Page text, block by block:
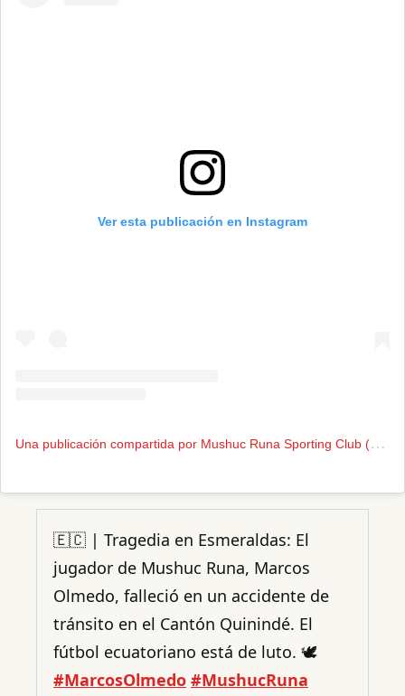
Ver esta publicación en Instagram
U
na publicación compartida por Mushuc Runa Sporting Club (@mushucrunasc_)
🇪🇨 | Tragedia en Esmeraldas: El
jugador de Mushuc Runa, Marcos
Olmedo, falleció en un accidente de
tránsito en el Cantón Quinindé. El
fútbol ecuatoriano está de luto. 🕊️
#MarcosOlmedo #MushucRuna